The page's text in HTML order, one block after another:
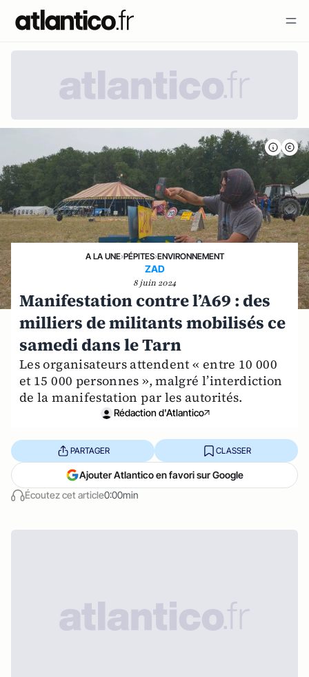
A LA UNE›PÉPITES›ENVIRONNEMENT
ZAD
8 juin 2024
Manifestation contre l’A69 : des
milliers de militants mobilisés ce
samedi dans le Tarn
Les organisateurs attendent « entre 10 000
et 15 000 personnes », malgré l’interdiction
de la manifestation par les autorités.
Rédaction d'Atlantico
Écoutez cet article0:00min
PARTAGER CLASSER
Ajouter Atlantico en favori sur Google